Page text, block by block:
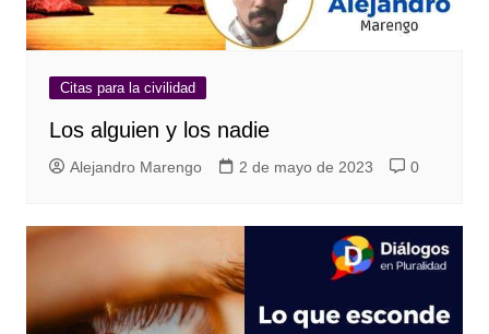
Citas para la civilidad
Los alguien y los nadie
Alejandro Marengo 2 de mayo de 2023 0